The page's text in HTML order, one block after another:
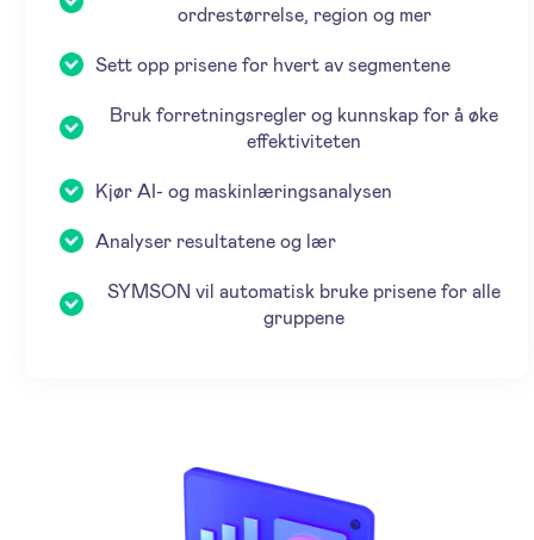
ordrestørrelse, region og mer
Sett opp prisene for hvert av segmentene
Bruk forretningsregler og kunnskap for å øke
effektiviteten
Kjør AI- og maskinlæringsanalysen
Analyser resultatene og lær
SYMSON vil automatisk bruke prisene for alle
gruppene